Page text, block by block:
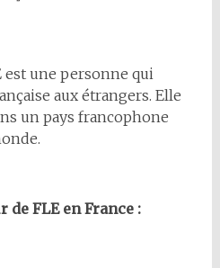
est une personne qui
aux étrangers. Elle
un pays francophone
FLE en France :